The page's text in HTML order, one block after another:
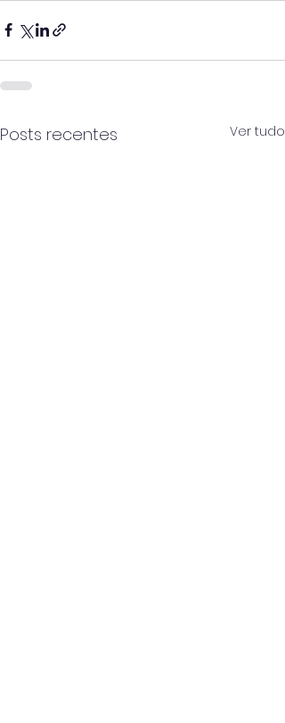
Posts recentes Ver tudo